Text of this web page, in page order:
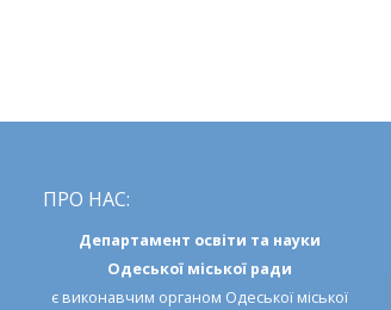
ПРО НАС:
Департамент освіти та науки
Одеської міської ради
є виконавчим органом Одеської міської